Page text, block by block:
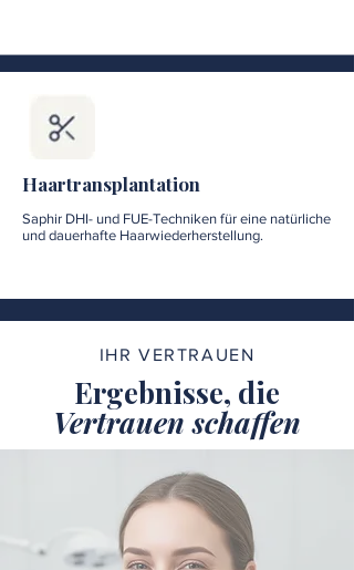
Haartransplantation
Saphir DHI- und FUE-Techniken für eine natürliche
und dauerhafte Haarwiederherstellung.
IHR VERTRAUEN
Ergebnisse, die
Vertrauen schaffen